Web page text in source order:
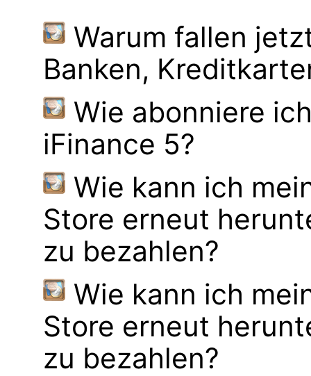
Warum fallen
Banken,
Wie abonniere
iFinance 5?
Wie kann ich
Store erneut
zu bezahlen?
Wie kann ich
Store erneut
zu bezahlen?